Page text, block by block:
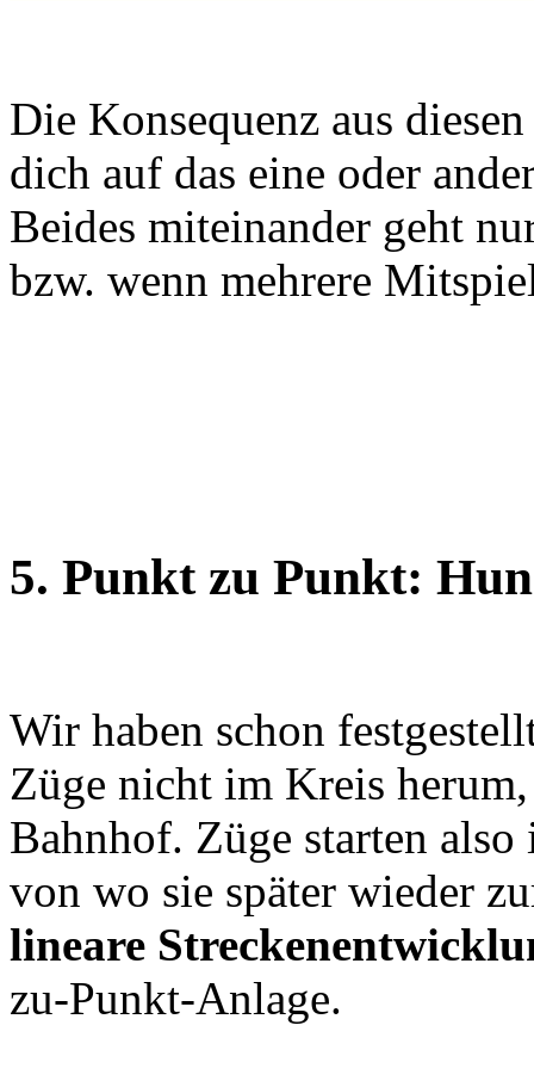
Die Konsequenz aus
dich auf das eine oder
Beides miteinander geht
bzw. wenn mehrere
5. Punkt zu Punkt:
Wir haben schon
Züge nicht im Kreis
Bahnhof. Züge starten
von wo sie später wieder
lineare
zu-Punkt-Anlage.